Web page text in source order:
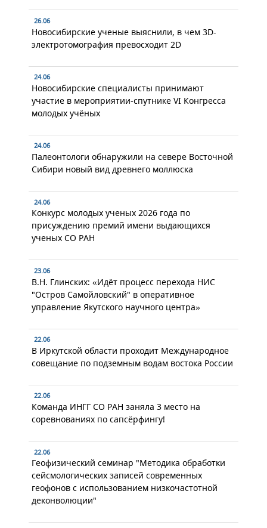
26.06
Новосибирские ученые выяснили, в чем 3D-
электротомография превосходит 2D
24.06
Новосибирские специалисты принимают
участие в мероприятии-спутнике VI Конгресса
молодых учёных
24.06
Палеонтологи обнаружили на севере Восточной
Сибири новый вид древнего моллюска
24.06
Конкурс молодых ученых 2026 года по
присуждению премий имени выдающихся
ученых СО РАН
23.06
В.Н. Глинских: «Идёт процесс перехода НИС
"Остров Самойловский" в оперативное
управление Якутского научного центра»
22.06
В Иркутской области проходит Международное
совещание по подземным водам востока России
22.06
Команда ИНГГ СО РАН заняла 3 место на
соревнованиях по сапсёрфингу!
22.06
Геофизический семинар "Методика обработки
сейсмологических записей современных
геофонов с использованием низкочастотной
деконволюции"